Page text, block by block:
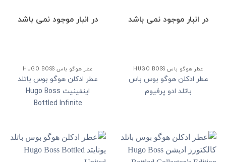
در انبار موجود نمی باشد
عطر هوگو باس HUGO BOSS
عطر ادکلن هوگو بوس باس
باتلد ادو پرفیوم
در انبار موجود نمی باشد
عطر هوگو باس HUGO BOSS
عطر ادکلن هوگو بوس باتلد
اینفینیت Hugo Boss
Bottled Infinite